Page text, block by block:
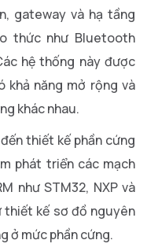
gateway và hạ tầng
thức như Bluetooth
hệ thống này được
năng mở rộng và
khác nhau.
thiết kế phần cứng
phát triển các mạch
như STM32, NXP và
thiết kế sơ đồ nguyên
ở mức phần cứng.